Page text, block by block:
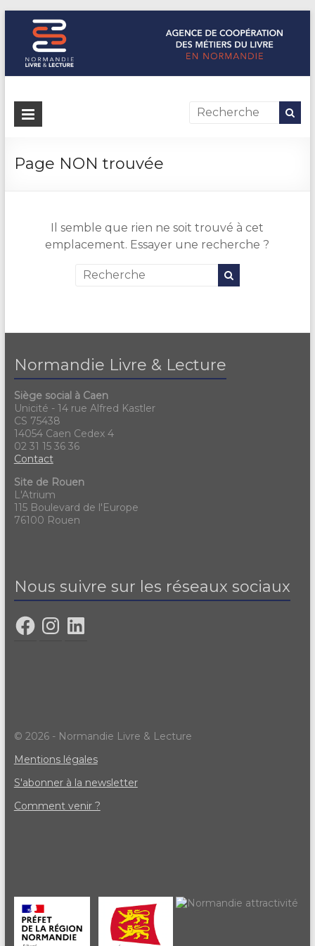
Normandie Livre & Lecture
L'agence de coopération des métiers du livre en Normandie
Page NON trouvée
Il semble que rien ne soit trouvé à cet
emplacement. Essayer une recherche ?
Normandie Livre & Lecture
Siège social à Caen
Unicité - 14 rue Alfred Kastler
CS 75438
14054 Caen Cedex 4
02 31 15 36 36
Contact
Site de Rouen
L'Atrium
115 Boulevard de l'Europe
76100 Rouen
Nous suivre sur les réseaux sociaux
© 2026 - Normandie Livre & Lecture
Mentions légales
S'abonner à la newsletter
Comment venir ?